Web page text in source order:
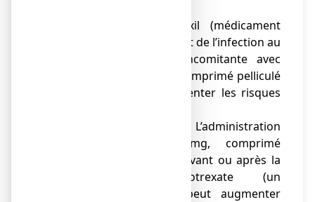
● ténofovir disoproxil (médicament
utilisé dans le traitement de l’infection au
VIH) car la prise concomitante avec
IBUPRADOLL 400 mg, comprimé pelliculé
est susceptible d’augmenter les risques
● Méthotrexate. L’administration
d’IBUPRADOLL 400 mg, comprimé
pelliculé dans les 24h avant ou après la
prise de méthotrexate (un
immunosuppresseur) peut augmenter